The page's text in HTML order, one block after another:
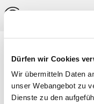
Dürfen wir Cookies
Wir übermitteln Daten
unser Webangebot zu
Dienste zu den
vertikal
Senkrecht; parallel